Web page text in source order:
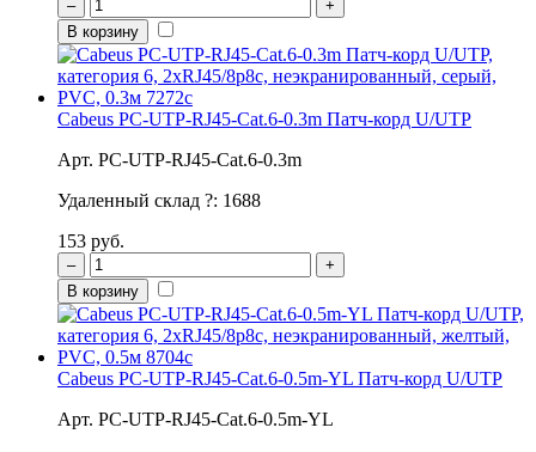
–
+
В корзину
Cabeus PC-UTP-RJ45-Cat.6-0.3m Патч-корд U/UTP
Арт. PC-UTP-RJ45-Cat.6-0.3m
Удаленный склад ?: 1688
153 руб.
–
+
В корзину
Cabeus PC-UTP-RJ45-Cat.6-0.5m-YL Патч-корд U/UTP
Арт. PC-UTP-RJ45-Cat.6-0.5m-YL